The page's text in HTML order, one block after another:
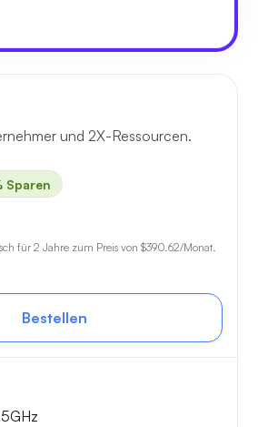
und 2X-Ressourcen.
Sparen
für 2 Jahre zum Preis von $390.62/Monat.
Bestellen